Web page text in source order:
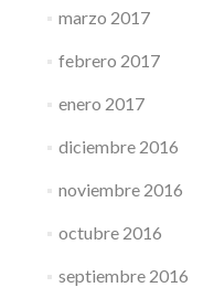
marzo 2017
febrero 2017
enero 2017
diciembre 2016
noviembre 2016
octubre 2016
septiembre 2016